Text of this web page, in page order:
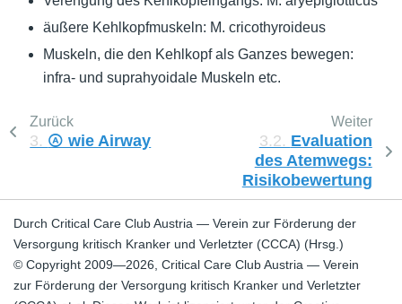
äußere Kehlkopfmuskeln: M. cricothyroideus
Muskeln, die den Kehlkopf als Ganzes bewegen:
infra- und suprahyoidale Muskeln etc.
Zurück
3. Ⓐ wie Airway
Weiter
3.2. Evaluation
des Atemwegs:
Risikobewertung
Durch Critical Care Club Austria — Verein zur Förderung der
Versorgung kritisch Kranker und Verletzter (CCCA) (Hrsg.)
© Copyright 2009—2026, Critical Care Club Austria — Verein
zur Förderung der Versorgung kritisch Kranker und Verletzter